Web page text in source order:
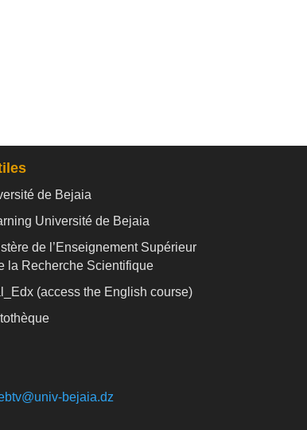
de Bejaia
Université de Bejaia
de l’Enseignement Supérieur
la Recherche Scientifique
(access the English course)
bejaia.dz